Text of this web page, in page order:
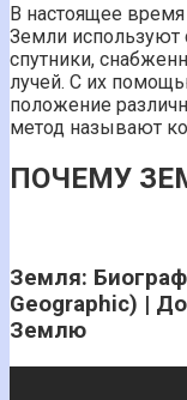
В настоящее
Земли используют
спутники,
лучей. С их
положение
метод называют
ПОЧЕМУ
Земля:
Geographic) |
Землю